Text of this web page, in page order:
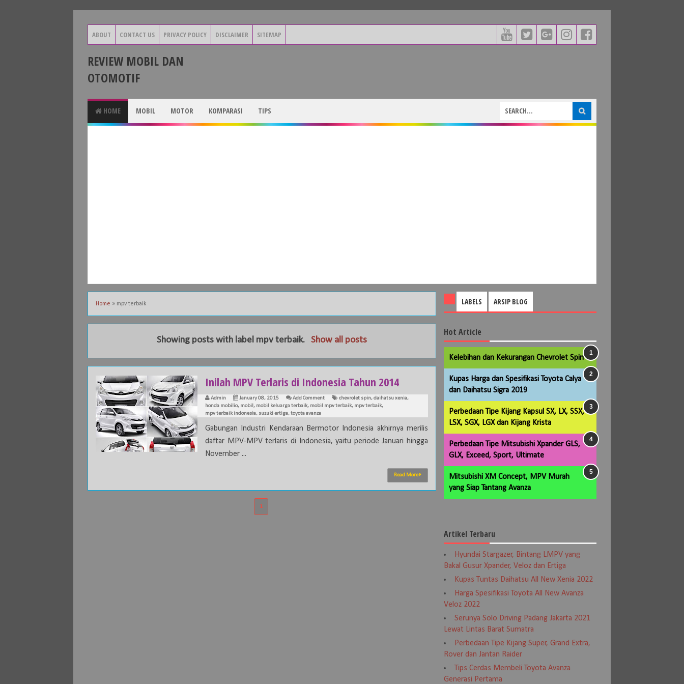
ABOUT CONTACT US PRIVACY POLICY DISCLAIMER SITEMAP
REVIEW MOBIL DAN
OTOMOTIF
HOME MOBIL MOTOR KOMPARASI TIPS
Home » mpv terbaik
Showing posts with label mpv terbaik. Show all posts
Inilah MPV Terlaris di Indonesia Tahun 2014
Admin January 08, 2015 Add Comment chevrolet spin,daihatsu xenia,
honda mobilio, mobil , mobil keluarga terbaik, mobil mpv terbaik, mpv terbaik,
mpv terbaik indonesia, suzuki ertiga,toyota avanza
Gabungan Industri Kendaraan Bermotor Indonesia akhirnya merilis
daftar MPV-MPV terlaris di Indonesia, yaitu periode Januari hingga
November ...
Read More
1
LABELS ARSIP BLOG
Hot Article
Kelebihan dan Kekurangan Chevrolet Spin
Kupas Harga dan Spesifikasi Toyota Calya
dan Daihatsu Sigra 2019
Perbedaan Tipe Kijang Kapsul SX, LX, SSX,
LSX, SGX, LGX dan Kijang Krista
Perbedaan Tipe Mitsubishi Xpander GLS,
GLX, Exceed, Sport, Ultimate
Mitsubishi XM Concept, MPV Murah
yang Siap Tantang Avanza
Artikel Terbaru
Hyundai Stargazer, Bintang LMPV yang
Bakal Gusur Xpander, Veloz dan Ertiga
Kupas Tuntas Daihatsu All New Xenia 2022
Harga Spesifikasi Toyota All New Avanza
Veloz 2022
Serunya Solo Driving Padang Jakarta 2021
Lewat Lintas Barat Sumatra
Perbedaan Tipe Kijang Super, Grand Extra,
Rover dan Jantan Raider
Tips Cerdas Membeli Toyota Avanza
Generasi Pertama